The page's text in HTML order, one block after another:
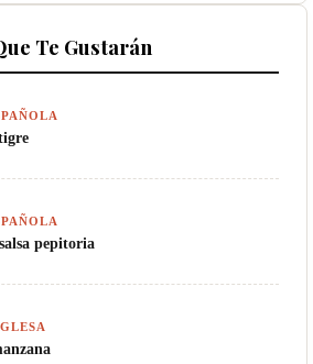
Te Gustarán
pepitoria